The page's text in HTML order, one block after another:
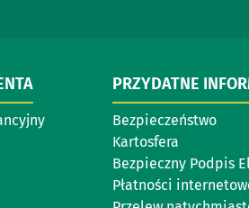
PRZYDATNE
Bezpieczeństwo
Kartosfera
Bezpieczny Podpis
Płatności